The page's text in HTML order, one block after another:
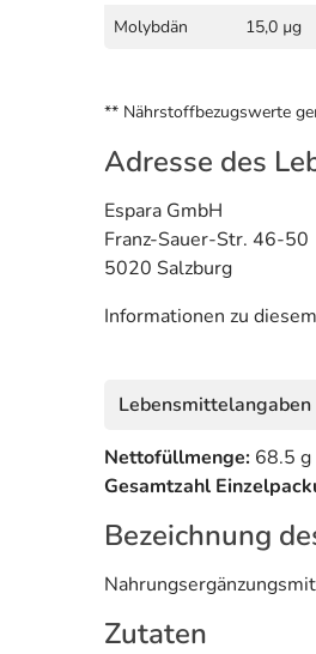
Molybdän
15,0 µg
** Nährstoffbezugswerte
Adresse des
Espara GmbH
Franz-Sauer-Str. 46-50
5020 Salzburg
Informationen zu
Lebensmittelangaben
Nettofüllmenge: 68.5 g
Gesamtzahl
Bezeichnung
Zutaten